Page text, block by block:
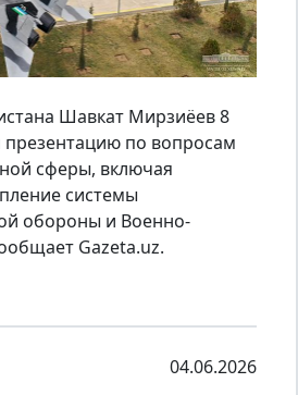
Шавкат Мирзиёев 8
по вопросам
сферы, включая
системы
обороны и Военно-
Gazeta.uz.
04.06.2026